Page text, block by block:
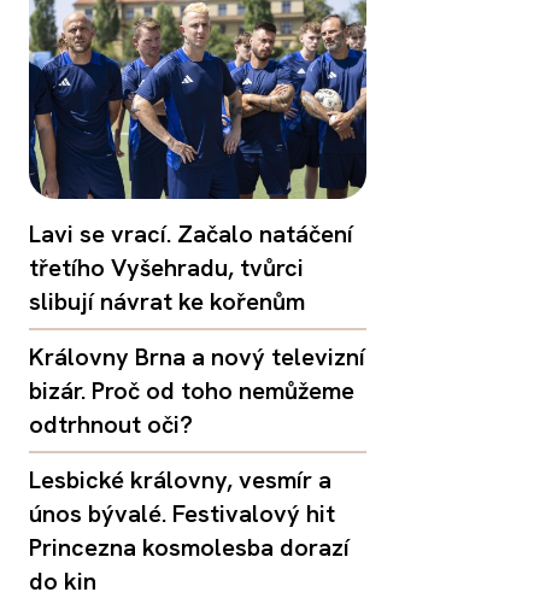
Lavi se vrací. Začalo natáčení
třetího Vyšehradu, tvůrci
slibují návrat ke kořenům
Královny Brna a nový televizní
bizár. Proč od toho nemůžeme
odtrhnout oči?
Lesbické královny, vesmír a
únos bývalé. Festivalový hit
Princezna kosmolesba dorazí
do kin